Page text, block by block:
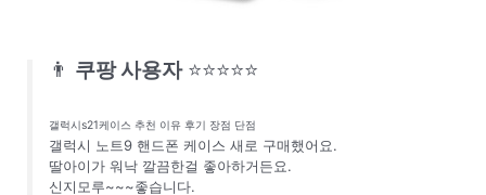
👨 쿠팡 사용자 ⭐⭐⭐⭐⭐
갤럭시s21케이스 추천 이유 후기 장점 단점
갤럭시 노트9 핸드폰 케이스 새로 구매했어요.
딸아이가 워낙 깔끔한걸 좋아하거든요.
신지모루~~~좋습니다.